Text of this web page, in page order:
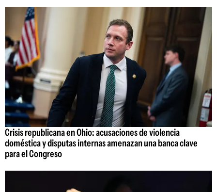
Crisis republicana en Ohio: acusaciones de violencia
doméstica y disputas internas amenazan una banca clave
para el Congreso